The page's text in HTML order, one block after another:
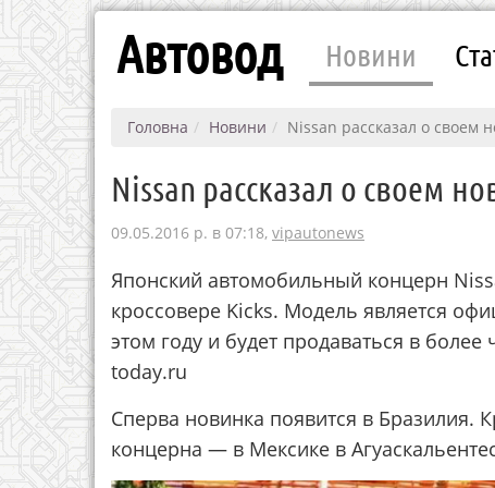
Автовод Новини
Головна Новини Nissan рассказал о своем
Nissan рассказал о своем
09.05.2016 р. в 07:18, vipautonews
Японский автомобильный концерн
кроссовере Kicks. Модель является
этом году и будет продаваться в
today.ru
Сперва новинка появится в Бразилия.
концерна — в Мексике в